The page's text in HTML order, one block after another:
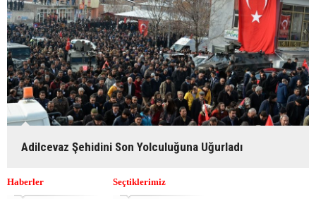
Adilcevaz Şehidini Son Yolculuğuna Uğurladı
Haberler Seçtiklerimiz